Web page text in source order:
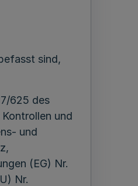
sind,
625 des
und
und
(EG) Nr.
Nr.